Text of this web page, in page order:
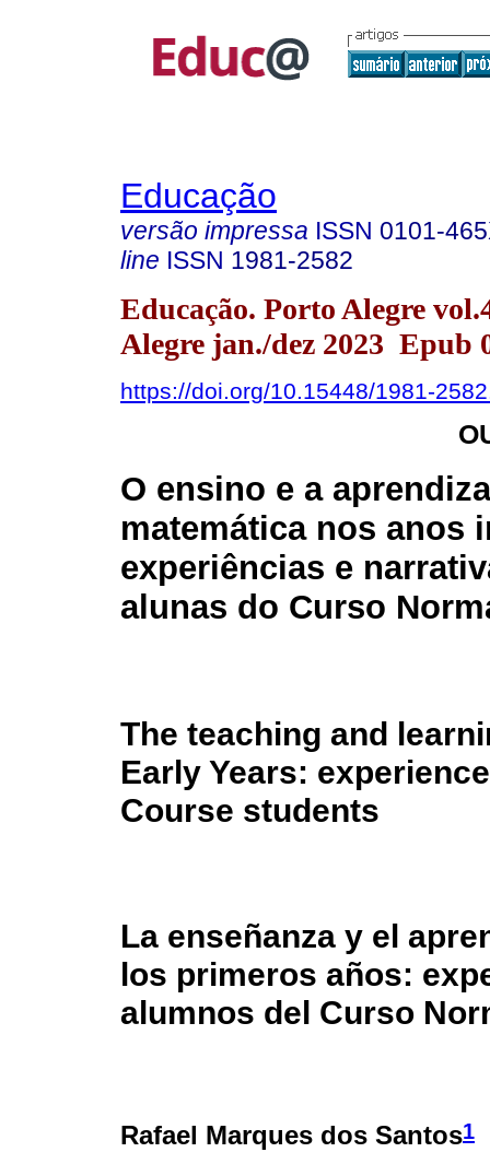
Educação
versão impressa ISSN 0101-
line ISSN 1981-2582
Educação. Porto Alegre
Alegre jan./dez 2023 Epub
https://doi.org/10.15448/1981-
O ensino e a
matemática nos anos
experiências e
alunas do Curso
The teaching and
Early Years:
Course students
La enseñanza y el
los primeros años:
alumnos del Curso
Rafael Marques dos Santos1